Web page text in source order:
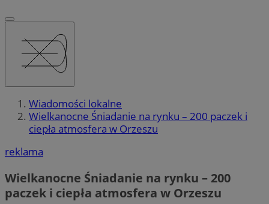
Wiadomości lokalne
Wielkanocne Śniadanie na rynku – 200 paczek i
ciepła atmosfera w Orzeszu
reklama
Wielkanocne Śniadanie na rynku – 200
paczek i ciepła atmosfera w Orzeszu